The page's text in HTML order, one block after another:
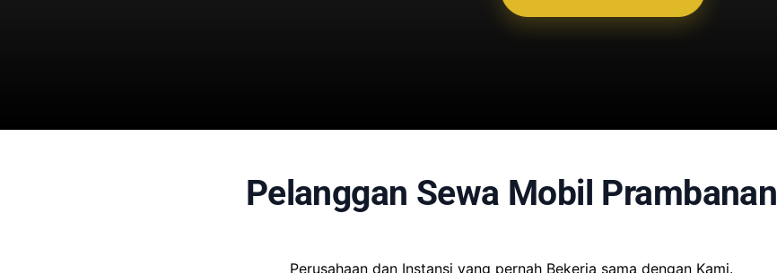
Pelanggan Sewa Mobil Prambanan
Perusahaan dan Instansi yang pernah Bekerja sama dengan Kami.